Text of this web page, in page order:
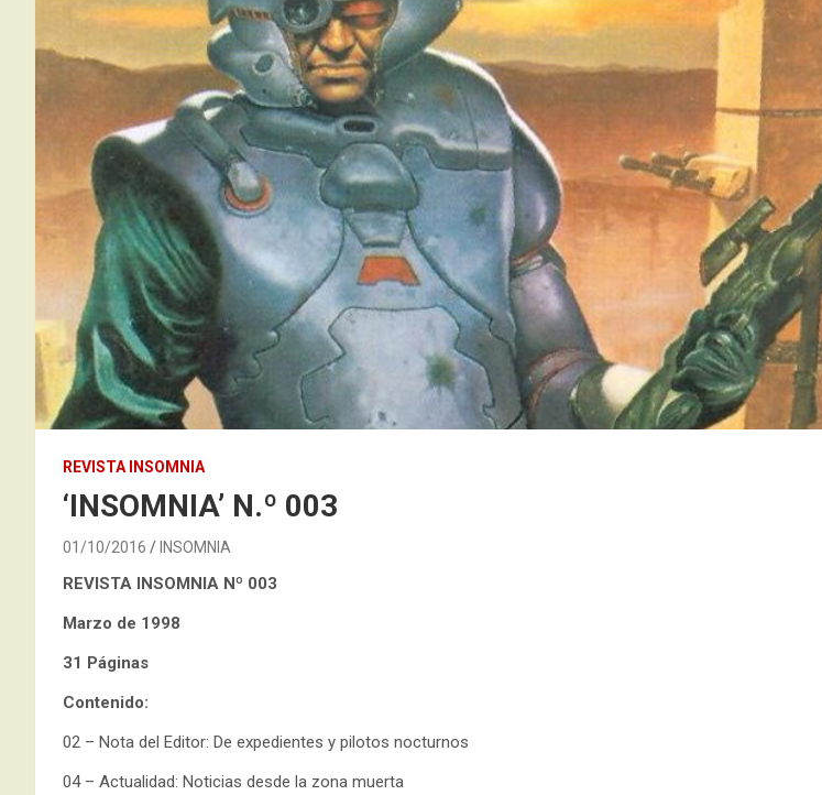
REVISTA INSOMNIA
‘INSOMNIA’ N.º 003
01/10/2016 INSOMNIA
REVISTA INSOMNIA Nº 003
Marzo de 1998
31 Páginas
Contenido:
02 – Nota del Editor: De expedientes y pilotos nocturnos
04 – Actualidad: Noticias desde la zona muerta